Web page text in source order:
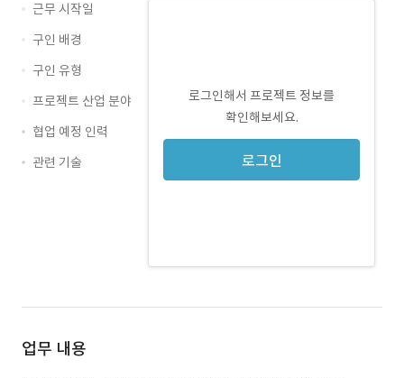
로그인해서 프로젝트 정보를
확인해보세요.
로그인
근무 시작일
구인 배경
구인 유형
프로젝트 산업 분야
협업 예정 인력
관련 기술
Android · 경력 무관
iOS · 경력 무관
업무 내용